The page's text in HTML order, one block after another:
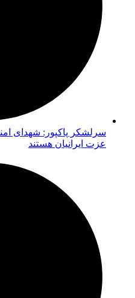
سرلشکر پاکپور: شهدای
عزت ایرانیان هستند